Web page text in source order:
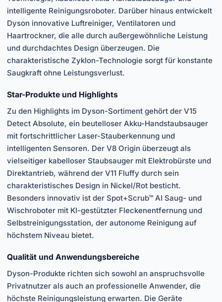
intelligente Reinigungsroboter. Darüber hinaus entwickelt
Dyson innovative Luftreiniger, Ventilatoren und
Haartrockner, die alle durch außergewöhnliche Leistung
und durchdachtes Design überzeugen. Die
charakteristische Zyklon-Technologie sorgt für konstante
Saugkraft ohne Leistungsverlust.
Star-Produkte und Highlights
Zu den Highlights im Dyson-Sortiment gehört der V15
Detect Absolute, ein beutelloser Akku-Handstaubsauger
mit fortschrittlicher Laser-Stauberkennung und
intelligenten Sensoren. Der V8 Origin überzeugt als
vielseitiger kabelloser Staubsauger mit Elektrobürste und
Direktantrieb, während der V11 Fluffy durch sein
charakteristisches Design in Nickel/Rot besticht.
Besonders innovativ ist der Spot+Scrub™ AI Saug- und
Wischroboter mit KI-gestützter Fleckenentfernung und
Selbstreinigungsstation, der autonome Reinigung auf
höchstem Niveau bietet.
Qualität und Anwendungsbereiche
Dyson-Produkte richten sich sowohl an anspruchsvolle
Privatnutzer als auch an professionelle Anwender, die
höchste Reinigungsleistung erwarten. Die Geräte